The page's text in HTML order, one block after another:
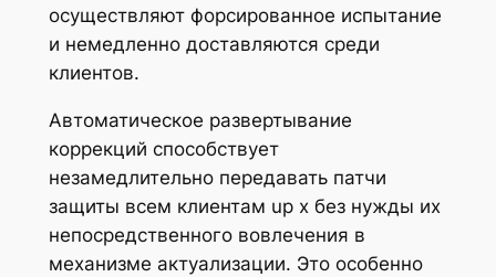
осуществляют форсированное испытание
и немедленно доставляются среди
клиентов.
Автоматическое развертывание
коррекций способствует
незамедлительно передавать патчи
защиты всем клиентам up x без нужды их
непосредственного вовлечения в
механизме актуализации. Это особенно